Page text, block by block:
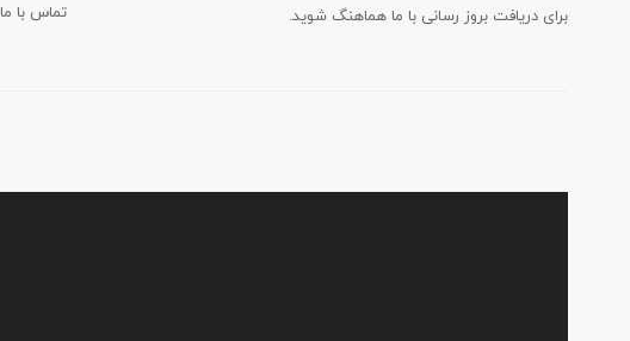
برای دریافت بروز رسانی با ما هماهنگ شوید.
تماس با ما